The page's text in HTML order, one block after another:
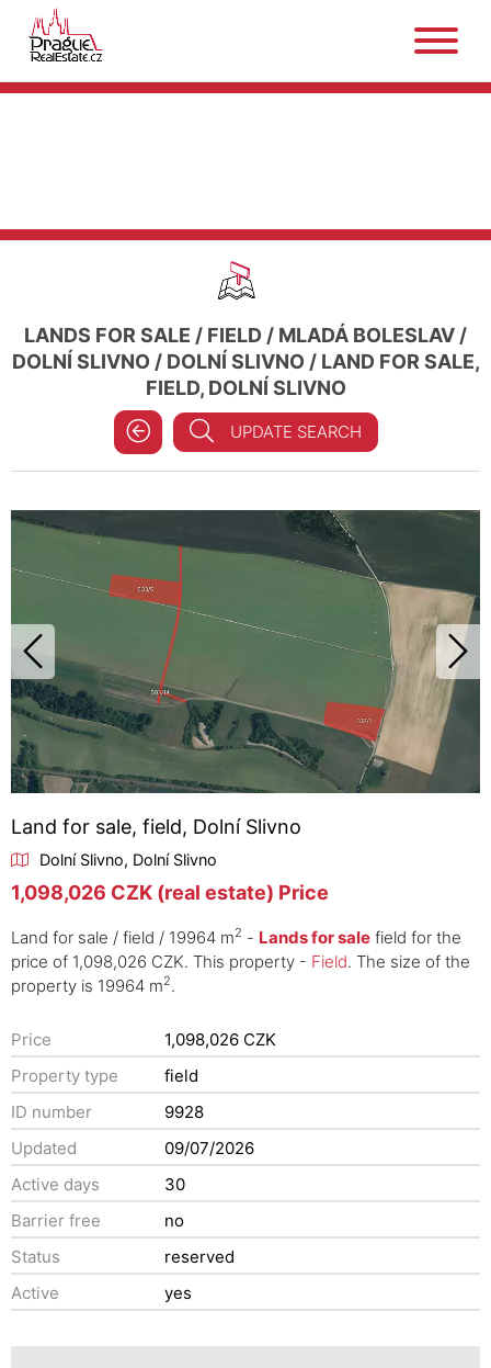
LANDS FOR SALE / FIELD / MLADÁ BOLESLAV /
DOLNÍ SLIVNO / DOLNÍ SLIVNO / LAND FOR SALE,
FIELD, DOLNÍ SLIVNO
UPDATE SEARCH
Land for sale, field, Dolní Slivno
Dolní Slivno, Dolní Slivno
1,098,026 CZK (real estate) Price
Land for sale / field / 19964 m2 - Lands for sale field for the
price of 1,098,026 CZK. This property - Field. The size of the
property is 19964 m2.
Price
1,098,026 CZK
Property type
field
ID number
9928
Updated
09/07/2026
Active days
30
Barrier free
no
Status
reserved
Active
yes